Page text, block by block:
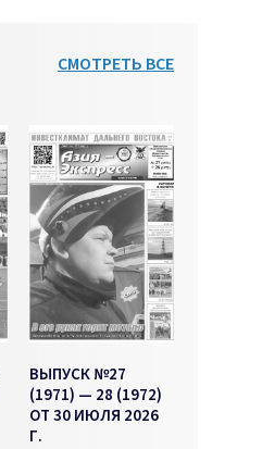
СМОТРЕТЬ ВСЕ
ВЫПУСК №27
(1971) — 28 (1972)
ОТ 30 ИЮЛЯ 2026
Г.